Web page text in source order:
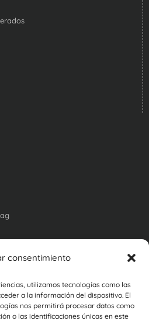
consentimiento
utilizamos tecnologías como las
a la información del dispositivo. El
nos permitirá procesar datos como
o las identificaciones únicas en este
y hornos